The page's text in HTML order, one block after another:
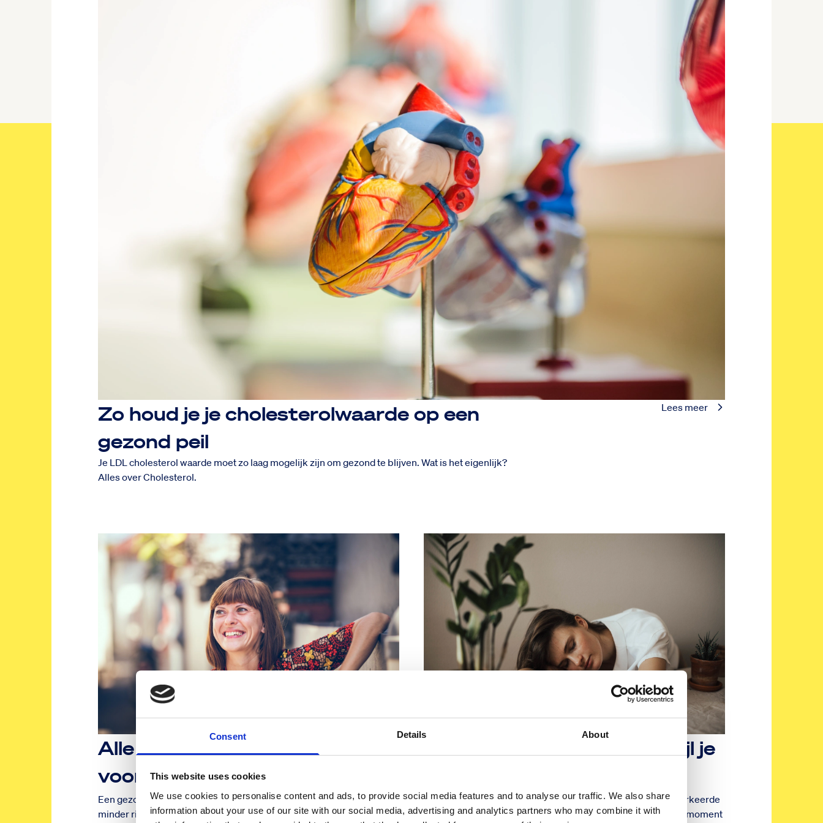
Consent Details About
This website uses cookies
We use cookies to personalise content and ads, to provide social media features and to analyse our traffic. We also share
information about your use of our site with our social media, advertising and analytics partners who may combine it with
Zo houd je je cholesterolwaarde op een
gezond peil
Je LDL cholesterol waarde moet zo laag mogelijk zijn om gezond te blijven. Wat is het eigenlijk?
Alles over Cholesterol.
Lees meer
Alle dingen die van belang zijn
voor een gezonde leefstijl
Een gezonde leefstijl aannemen zorgt ervoor dat je je fitter voelt en
minder risico loopt om ziek te worden. Deze leefgewoontes horen
Waarom je moe bent terwijl je
Goed geslapen en toch moe? Dan ben je misschien op het verkeerde
moment wakker geworden. Dit kun je doen om op het goede moment